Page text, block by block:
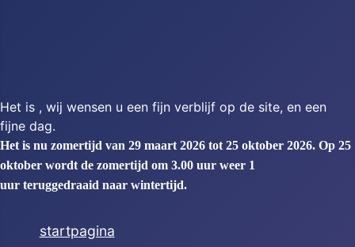
Het is , wij wensen u een fijn verblijf op de site, en een
fijne dag.
Het is nu zomertijd van 29 maart 2026 tot 25 oktober 2026. Op 25
oktober wordt de zomertijd om 3.00 uur weer 1
uur teruggedraaid naar wintertijd.
startpagina